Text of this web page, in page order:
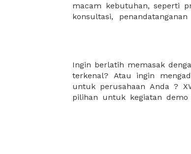
macam kebutuhan, seperti
konsultasi,
Ingin berlatih memasak
terkenal? Atau ingin
untuk perusahaan Anda ?
pilihan untuk kegiatan demo
dan fasilitas terlengkap.
sudah pasti aman untuk